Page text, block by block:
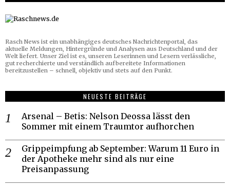
Rasch News ist ein unabhängiges deutsches Nachrichtenportal, das
aktuelle Meldungen, Hintergründe und Analysen aus Deutschland und der
Welt liefert. Unser Ziel ist es, unseren Leserinnen und Lesern verlässliche,
gut recherchierte und verständlich aufbereitete Informationen
bereitzustellen – schnell, objektiv und stets auf den Punkt.
NEUESTE BEITRÄGE
Arsenal – Betis: Nelson Deossa lässt den
Sommer mit einem Traumtor aufhorchen
Grippeimpfung ab September: Warum 11 Euro in
der Apotheke mehr sind als nur eine
Preisanpassung